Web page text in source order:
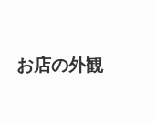
お店の外観